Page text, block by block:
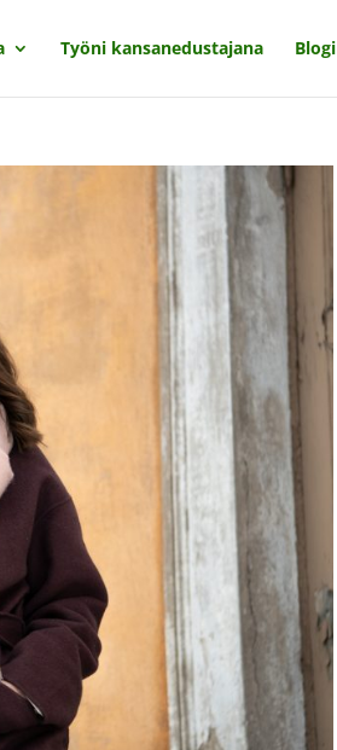
Työni kansanedustajana Blogi